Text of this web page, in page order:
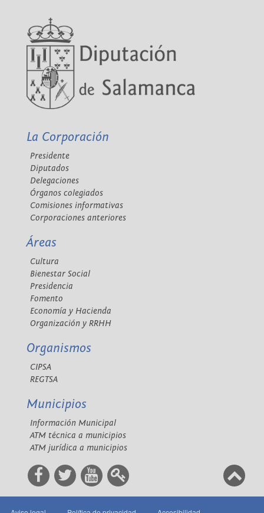
La Corporación
Presidente
Diputados
Delegaciones
Órganos colegiados
Comisiones informativas
Corporaciones anteriores
Áreas
Cultura
Bienestar Social
Presidencia
Fomento
Economía y Hacienda
Organización y RRHH
Organismos
CIPSA
REGTSA
Municipios
Información Municipal
ATM técnica a municipios
ATM jurídica a municipios